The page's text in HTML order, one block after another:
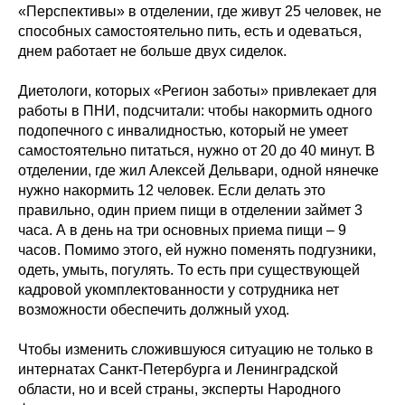
«Перспективы» в отделении, где живут 25 человек, не
способных самостоятельно пить, есть и одеваться,
днем работает не больше двух сиделок.
Диетологи, которых «Регион заботы» привлекает для
работы в ПНИ, подсчитали: чтобы накормить одного
подопечного с инвалидностью, который не умеет
самостоятельно питаться, нужно от 20 до 40 минут. В
отделении, где жил Алексей Дельвари, одной нянечке
нужно накормить 12 человек. Если делать это
правильно, один прием пищи в отделении займет 3
часа. А в день на три основных приема пищи – 9
часов. Помимо этого, ей нужно поменять подгузники,
одеть, умыть, погулять. То есть при существующей
кадровой укомплектованности у сотрудника нет
возможности обеспечить должный уход.
Чтобы изменить сложившуюся ситуацию не только в
интернатах Санкт-Петербурга и Ленинградской
области, но и всей страны, эксперты Народного